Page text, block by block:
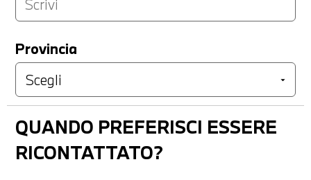
Provincia
QUANDO PREFERISCI ESSERE
RICONTATTATO?